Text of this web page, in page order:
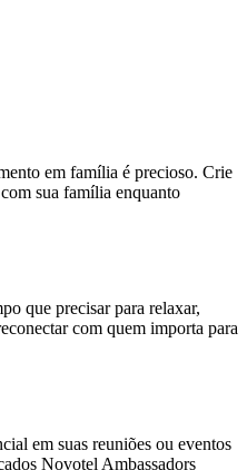
em família é precioso. Crie
sua família enquanto
que precisar para relaxar,
com quem importa para
em suas reuniões ou eventos
Novotel Ambassadors